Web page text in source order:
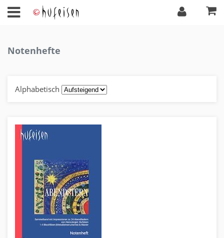
Notenhefte
Alphabetisch